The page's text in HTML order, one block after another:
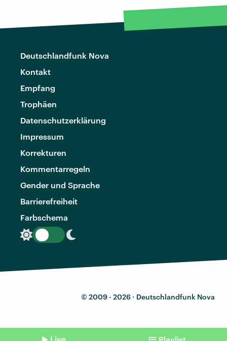
Deutschlandfunk Nova
Kontakt
Empfang
Trophäen
Datenschutzerklärung
Impressum
Korrekturen
Kommentarregeln
Gender und Sprache
Barrierefreiheit
Farbschema
© 2009 - 2026 · Deutschlandfunk Nova
Live